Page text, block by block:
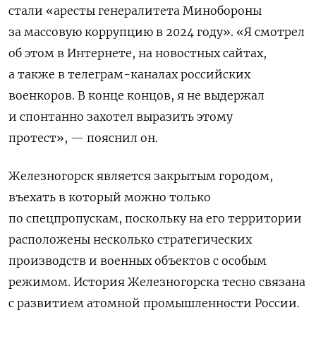
стали «аресты генералитета Минобороны
за массовую коррупцию в 2024 году». «Я смотрел
об этом в Интернете, на новостных сайтах,
а также в телеграм-каналах российских
военкоров. В конце концов, я не выдержал
и спонтанно захотел выразить этому
протест», — пояснил он.
Железногорск является закрытым городом,
въехать в который можно только
по спецпропускам, поскольку на его территории
расположены несколько стратегических
производств и военных объектов с особым
режимом. История Железногорска тесно связана
с развитием атомной промышленности России.